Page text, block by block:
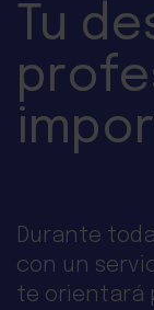
Tu
Durante
con un
te orientará